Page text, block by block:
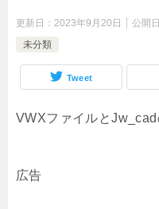
更新日： 2023年9月20日 公開
未分類
Tweet
VWXファイルとJw_cad
広告